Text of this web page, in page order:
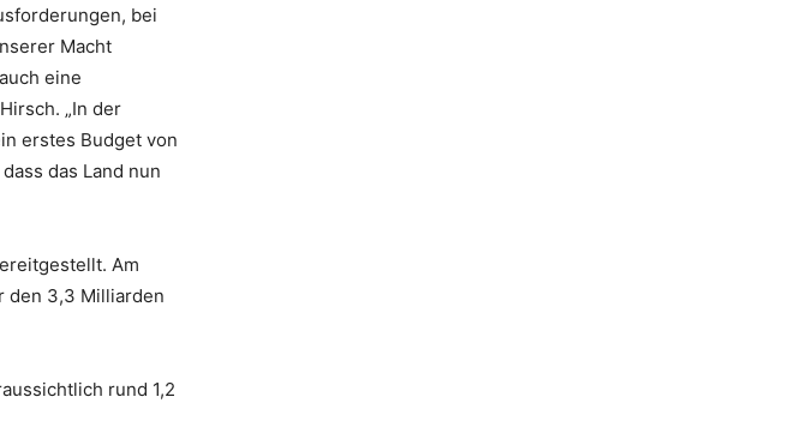
bei
Macht
eine
„In der
erstes Budget von
das Land nun
Am
den 3,3 Milliarden
rund 1,2